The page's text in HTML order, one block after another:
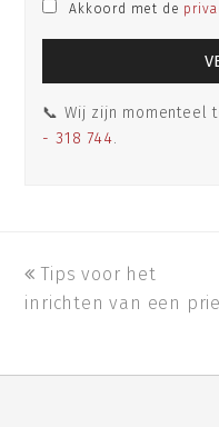
Akkoord met de
📞 Wij zijn momenteel
- 318 744.
previous
post:
Tips voor het
inrichten van een